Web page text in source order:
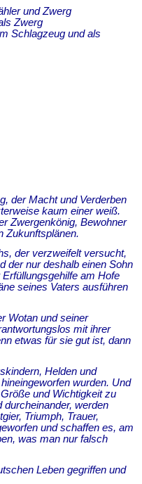
und Zwerg
Zwerg
Schlagzeug und als
der Macht und Verderben
kaum einer weiß.
Zwergenkönig, Bewohner
Zukunftsplänen.
der verzweifelt versucht,
der nur deshalb einen Sohn
am Hofe
seines Vaters ausführen
Wotan und seiner
mit ihrer
etwas für sie gut ist, dann
Helden und
wurden. Und
und Wichtigkeit zu
durcheinander, werden
Triumph, Trauer,
und schaffen es, am
was man nur falsch
Leben gegriffen und